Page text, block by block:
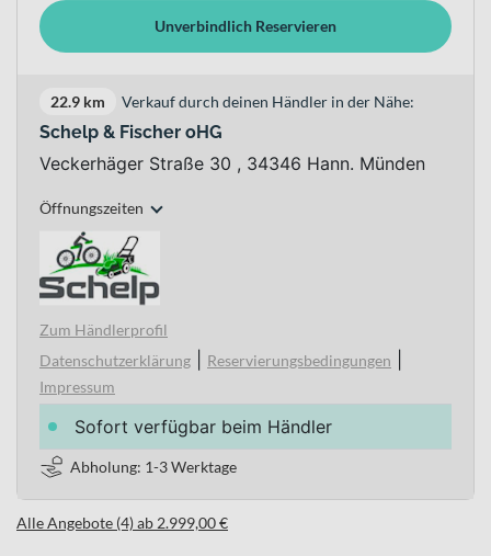
Unverbindlich Reservieren
22.9 km Verkauf durch deinen Händler in der Nähe:
Schelp & Fischer oHG
Veckerhäger Straße 30 , 34346 Hann. Münden
Öffnungszeiten
Zum Händlerprofil
Datenschutzerklärung
Reservierungsbedingungen
Impressum
Sofort verfügbar beim Händler
Abholung: 1-3 Werktage
Alle Angebote (4) ab 2.999,00 €